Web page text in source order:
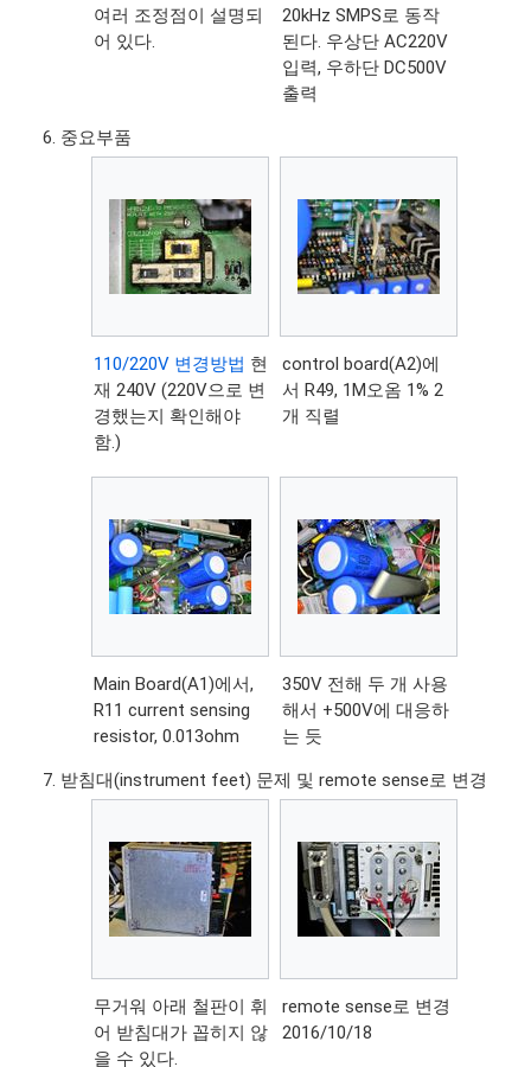
여러 조정점이 설명되
어 있다.
20kHz SMPS로 동작
된다. 우상단 AC220V
입력, 우하단 DC500V
출력
중요부품
110/220V 변경방법 현
재 240V (220V으로 변
경했는지 확인해야
함.)
control board(A2)에
서 R49, 1M오옴 1% 2
개 직렬
Main Board(A1)에서,
R11 current sensing
resistor, 0.013ohm
350V 전해 두 개 사용
해서 +500V에 대응하
는 듯
받침대(instrument feet) 문제 및 remote sense로 변경
무거워 아래 철판이 휘
어 받침대가 꼽히지 않
을 수 있다.
remote sense로 변경
2016/10/18